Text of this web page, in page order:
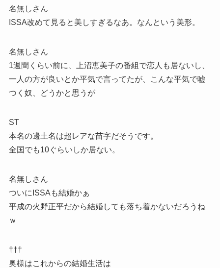
名無しさん
ISSA改めて見ると美しすぎるなあ。なんという美形。
名無しさん
1週間くらい前に、上沼恵美子の番組で恋人も居ないし、
一人の方が良いとか平気で言ってたが、こんな平気で嘘
つく奴、どうかと思うが
ST
本名の邊土名は超レアな苗字だそうです。
全国でも10ぐらいしか居ない。
名無しさん
ついにISSAも結婚かぁ
平成の火野正平だから結婚しても落ち着かないだろうね
ｗ
†††
奥様はこれからの結婚生活は